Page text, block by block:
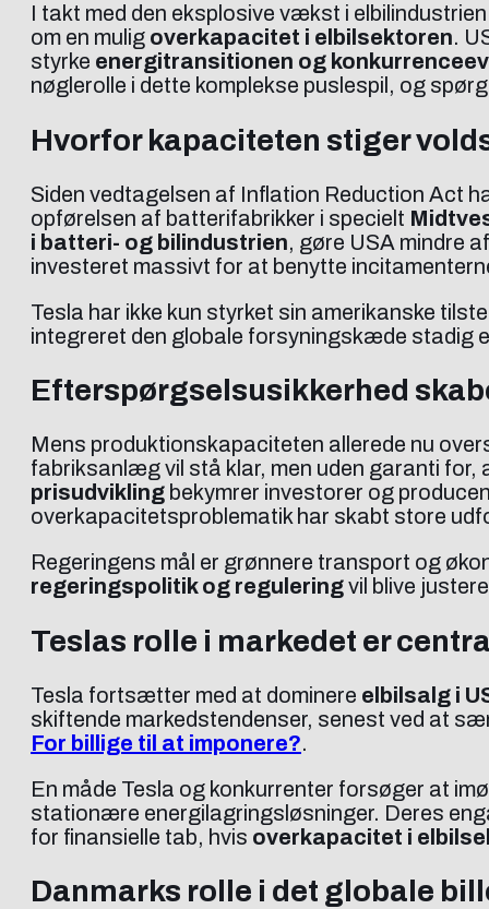
I takt med den eksplosive vækst i
om en mulig overkapacitet i elbilsektoren.
styrke energitransitionen og
nøglerolle i dette komplekse puslespil, og
Hvorfor kapaciteten stiger
Siden vedtagelsen af Inflation Reduction Act
opførelsen af batterifabrikker i specielt
i batteri- og bilindustrien, gøre USA mindre
investeret massivt for at benytte
Tesla har ikke kun styrket sin amerikanske
integreret den globale forsyningskæde stadig
Efterspørgselsusikkerhed
Mens produktionskapaciteten allerede nu
fabriksanlæg vil stå klar, men uden garanti
prisudvikling bekymrer investorer og
overkapacitetsproblematik har skabt store
Regeringens mål er grønnere transport og
regeringspolitik og reguleringvil blive
Teslas rolle i markedet er
Tesla fortsætter med at dominere elbilsalg i
skiftende markedstendenser, senest ved at
For billige til at imponere?.
En måde Tesla og konkurrenter forsøger at
stationære energilagringsløsninger. Deres
for finansielle tab, hvis overkapacitet i
Danmarks rolle i det globale